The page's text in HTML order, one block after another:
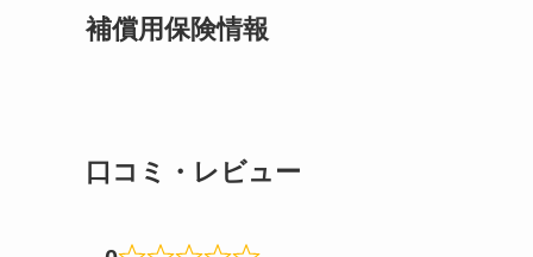
補償用保険情報
口コミ・レビュー